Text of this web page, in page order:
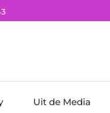
Uit de Media